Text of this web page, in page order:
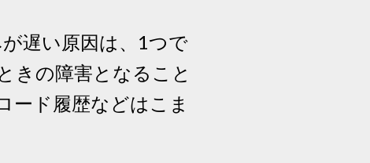
遅い原因は、1つで
きの障害となること
ード履歴などはこま